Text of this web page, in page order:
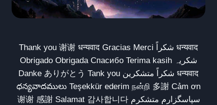
Thank you 谢谢 धन्यवाद Gracias Merci شكراً धन्यवाद
Obrigado Obrigada Спасибо Terima kasih شکریہ
Danke ありがとう Tank you شكراً متشكرين धन्यवाद
ధన్యవాదములు Teşekkür ederim நன்றி 多謝 Cảm ơn
谢谢 感謝 Salamat 감사합니다 سپاسگزارم متشکرم